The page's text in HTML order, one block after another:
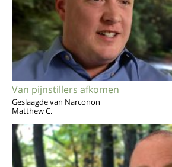
Van pijnstillers afkomen
Geslaagde van Narconon
Matthew C.